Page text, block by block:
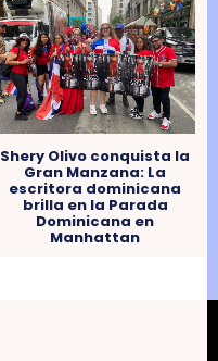
Shery Olivo conquista la
Gran Manzana: La
escritora dominicana
brilla en la Parada
Dominicana en
Manhattan